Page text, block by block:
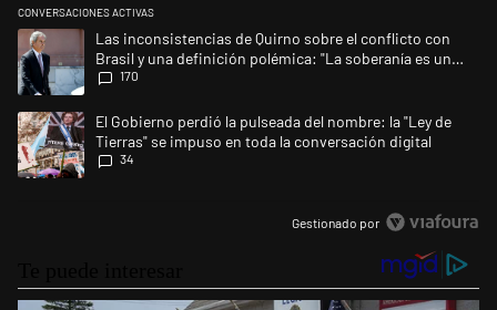
CONVERSACIONES ACTIVAS
Este listado muestra los artículos con más comentarios en los últimos
Un artículo de tendencia con el título "Las inconsistencias de Quirno
Las inconsistencias de Quirno sobre el conflicto con
Brasil y una definición polémica: "La soberanía es un
concepto antiguo"
170
Un artículo de tendencia con el título "El Gobierno perdió la pulseada
El Gobierno perdió la pulseada del nombre: la "Ley de
Tierras" se impuso en toda la conversación digital
34
Gestionado por